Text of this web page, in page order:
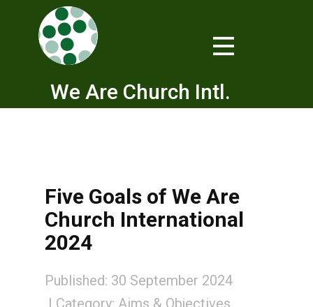
We Are Church Intl.
Five Goals of We Are
Church International
2024
Published: 30 September 2024